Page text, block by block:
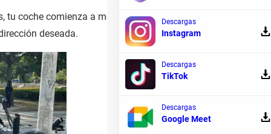
coche comienza a moverse hacia afuera. En este caso, el
deseada.
Descargas
Instagram
Descargas
TikTok
Descargas
Google Meet